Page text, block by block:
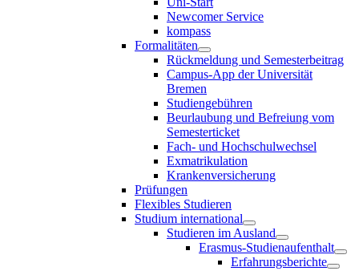
Newcomer Service
kompass
Formalitäten
Rückmeldung und Semesterbeitrag
Campus-App der Universität
Bremen
Studiengebühren
Beurlaubung und Befreiung vom
Semesterticket
Fach- und Hochschulwechsel
Exmatrikulation
Krankenversicherung
Prüfungen
Flexibles Studieren
Studium international
Studieren im Ausland
Erasmus-Studienaufenthalt
Erfahrungsberichte